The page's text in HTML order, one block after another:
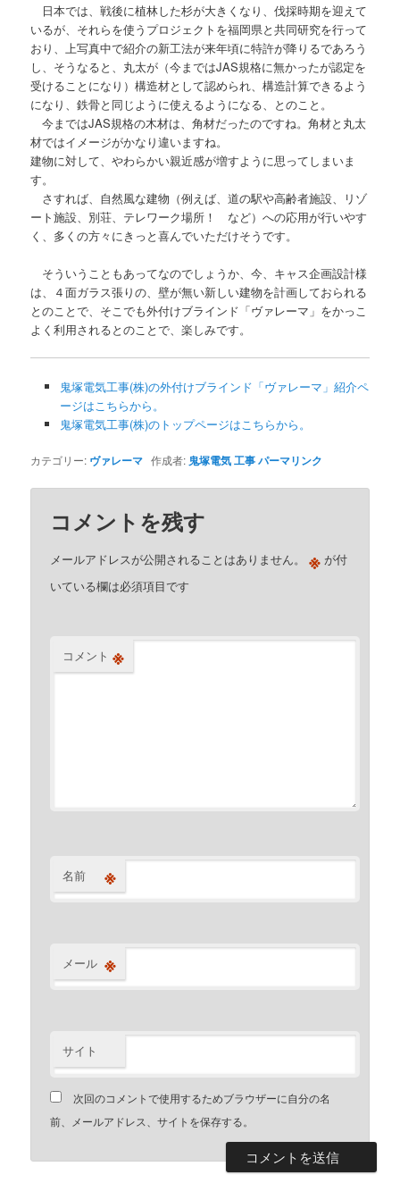
日本では、戦後に植林した杉が大きくなり、伐採時期を迎えて
いるが、それらを使うプロジェクトを福岡県と共同研究を行って
おり、上写真中で紹介の新工法が来年頃に特許が降りるであろう
し、そうなると、丸太が（今まではJAS規格に無かったが認定を
受けることになり）構造材として認められ、構造計算できるよう
になり、鉄骨と同じように使えるようになる、とのこと。
今まではJAS規格の木材は、角材だったのですね。角材と丸太
材ではイメージがかなり違いますね。
建物に対して、やわらかい親近感が増すように思ってしまいま
す。
さすれば、自然風な建物（例えば、道の駅や高齢者施設、リゾ
ート施設、別荘、テレワーク場所！ など）への応用が行いやす
く、多くの方々にきっと喜んでいただけそうです。
そういうこともあってなのでしょうか、今、キャス企画設計様
は、４面ガラス張りの、壁が無い新しい建物を計画しておられる
とのことで、そこでも外付けブラインド「ヴァレーマ」をかっこ
よく利用されるとのことで、楽しみです。
鬼塚電気工事(株)の外付けブラインド「ヴァレーマ」紹介ペ
ージはこちらから。
鬼塚電気工事(株)のトップページはこちらから。
カテゴリー: ヴァレーマ 作成者: 鬼塚電気 工事パーマリンク
コメントを残す
メールアドレスが公開されることはありません。 ※ が付
いている欄は必須項目です
コメント ※
名前 ※
メール ※
サイト
次回のコメントで使用するためブラウザーに自分の名
前、メールアドレス、サイトを保存する。